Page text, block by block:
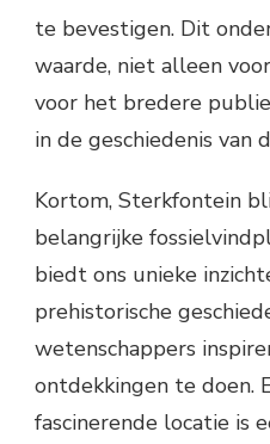
te bevestigen. Dit
waarde, niet alleen
voor het bredere
in de geschiedenis van
Kortom, Sterkfontein
belangrijke
biedt ons unieke
prehistorische
wetenschappers
ontdekkingen te doen.
fascinerende locatie is